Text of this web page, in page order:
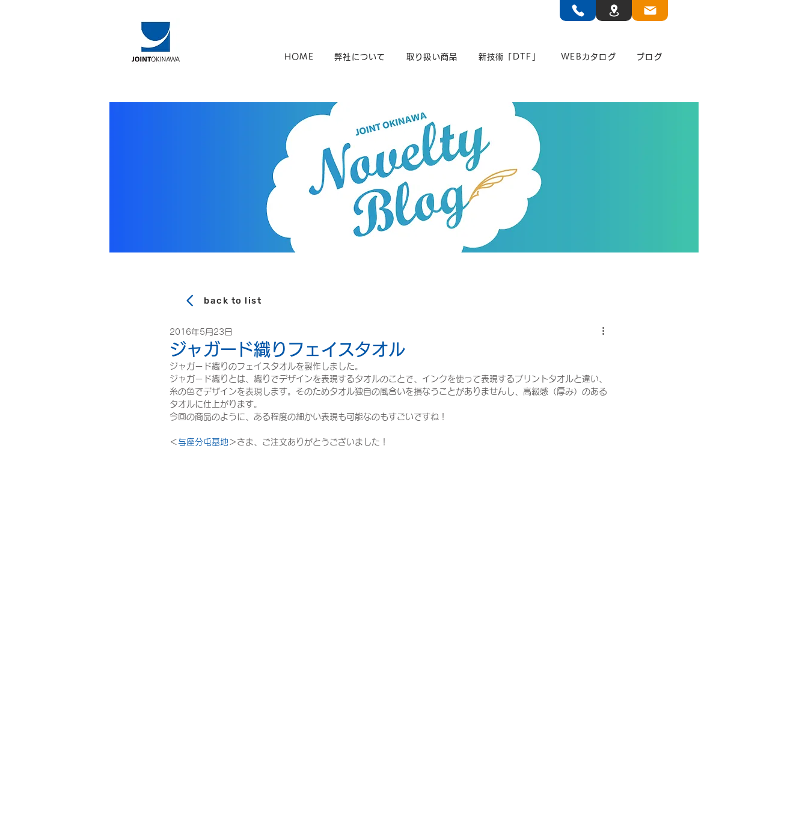
HOME 弊社について 取り扱い商品 新技術「DTF」 WEBカタログ ブログ
back to list
ジャガード織りフェイスタオル
2016年5月23日
ジャガード織りのフェイスタオルを製作しました。
ジャガード織りとは、織りでデザインを表現するタオルのことで、インクを使って表現するプリントタオルと違い、
糸の色でデザインを表現します。そのためタオル独自の風合いを損なうことがありませんし、高級感（厚み）のある
タオルに仕上がります。
今回の商品のように、ある程度の細かい表現も可能なのもすごいですね！
＜与座分屯基地＞さま、ご注文ありがとうございました！